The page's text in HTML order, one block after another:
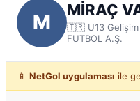
M
MİRAÇ
🇹🇷 U13
FUTBOL A.Ş.
📱 NetGol uygulaması ile